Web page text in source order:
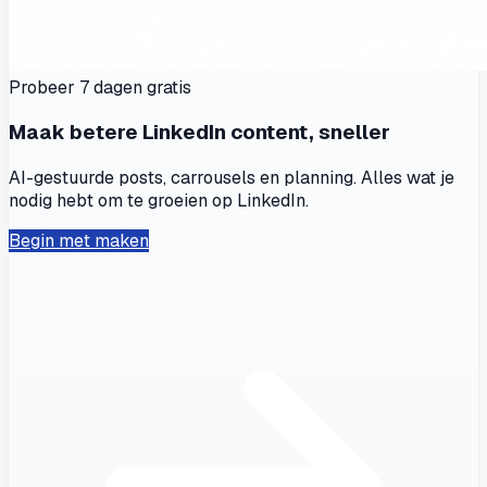
Probeer 7 dagen gratis
Maak betere LinkedIn content, sneller
AI-gestuurde posts, carrousels en planning. Alles wat je
nodig hebt om te groeien op LinkedIn.
Begin met maken